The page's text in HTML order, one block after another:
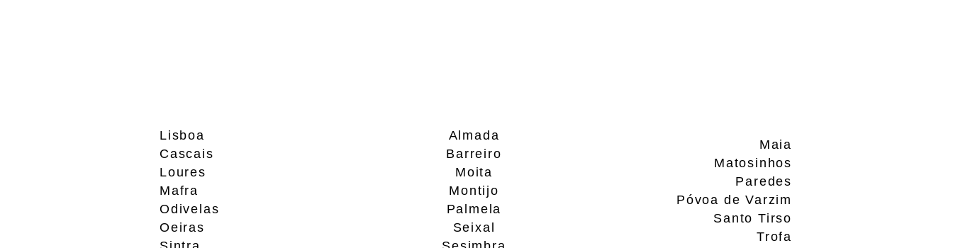
Maia
Matosinhos
Paredes
Póvoa de Varzim
Santo Tirso
Trofa
Lisboa
Cascais
Loures
Mafra
Odivelas
Oeiras
Almada
Barreiro
Moita
Montijo
Palmela
Seixal